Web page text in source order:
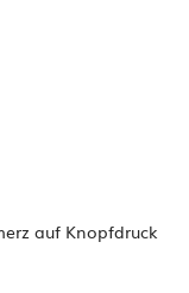
auf Knopfdruck